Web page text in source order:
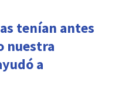
tenían antes
nuestra
a